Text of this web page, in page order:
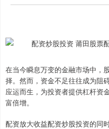
在当今瞬息万变的金融市场中，
择。然而，资金不足往往成为阻
应运而生，为投资者提供杠杆资
富倍增。
配资放大收益配资炒股投资的同